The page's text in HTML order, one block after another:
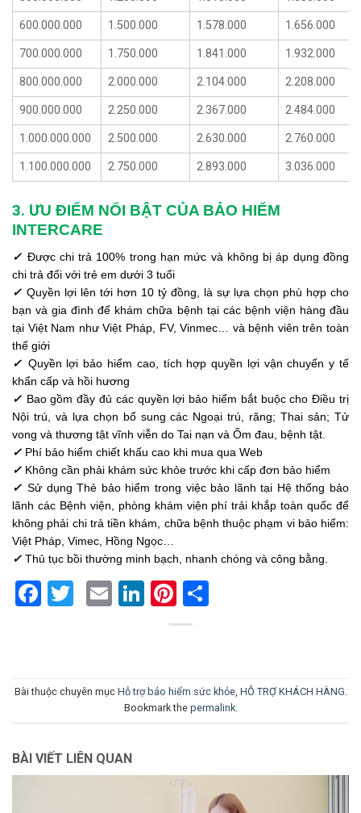
600.000.000 1.500.000 1.578.000 1.656.000
700.000.000 1.750.000 1.841.000 1.932.000
800.000.000 2.000.000 2.104.000 2.208.000
900.000.000 2.250.000 2.367.000 2.484.000
1.000.000.000 2.500.000 2.630.000 2.760.000
1.100.000.000 2.750.000 2.893.000 3.036.000
3. ƯU ĐIỂM NỔI BẬT CỦA BẢO HIỂM
INTERCARE
✓ Được chi trả 100% trong hạn mức và không bị áp dụng đồng
chi trả đối với trẻ em dưới 3 tuổi
✓ Quyền lợi lên tới hơn 10 tỷ đồng, là sự lựa chọn phù hợp cho
bạn và gia đình để khám chữa bệnh tại các bệnh viện hàng đầu
tại Việt Nam như Việt Pháp, FV, Vinmec… và bệnh viên trên toàn
thế giới
✓ Quyền lợi bảo hiểm cao, tích hợp quyền lợi vận chuyển y tế
khẩn cấp và hồi hương
✓ Bao gồm đầy đủ các quyền lợi bảo hiểm bắt buộc cho Điều trị
Nội trú, và lựa chọn bổ sung các Ngoại trú, răng; Thai sản; Tử
vong và thương tật vĩnh viễn do Tai nạn và Ốm đau, bệnh tật.
✓ Phí bảo hiểm chiết khấu cao khi mua qua Web
✓ Không cần phải khám sức khỏe trước khi cấp đơn bảo hiểm
✓Sử dụng Thẻ bảo hiểm trong việc bảo lãnh tại Hệ thống bảo
lãnh các Bệnh viện, phòng khám viện phí trải khắp toàn quốc để
không phải chi trả tiền khám, chữa bệnh thuộc phạm vi bảo hiểm:
Việt Pháp, Vimec, Hồng Ngọc…
✓ Thủ tục bồi thường minh bạch, nhanh chóng và công bằng.
Facebook
Twitter
EmailLinkedIn
Pinterest
Bài thuộc chuyên mục Hỗ trợ bảo hiểm sức khỏe, HỖ TRỢ KHÁCH HÀNG.
Bookmark the permalink.
BÀI VIẾT LIÊN QUAN